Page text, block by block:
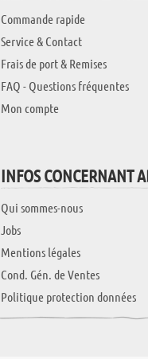
Commande rapide
Service & Contact
Frais de port & Remises
FAQ - Questions fréquentes
Mon compte
INFOS CONCERNANT
Qui sommes-nous
Jobs
Mentions légales
Cond. Gén. de Ventes
Politique protection données